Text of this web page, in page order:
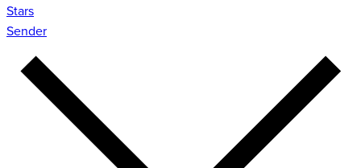
Stars
Sender